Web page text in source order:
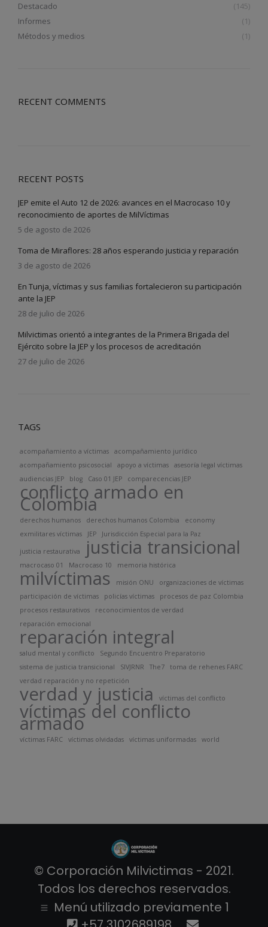
Destacado
(145)
Informes
(1)
Métodos y medios
(1)
RECENT COMMENTS
RECENT POSTS
JEP emite el Auto 12 de 2026: avances en el Macrocaso 10 y
reconocimiento de aportes de MilVíctimas
5 de agosto de 2026
Toma de Miraflores: 28 años esperando justicia y reparación
3 de agosto de 2026
En Tunja, víctimas y sus familias fortalecieron su participación
ante la JEP
28 de julio de 2026
Milvictimas orientó a integrantes de la Primera Brigada del
Ejército sobre la JEP y los procesos de acreditación
27 de julio de 2026
TAGS
acompañamiento a víctimas
acompañamiento jurídico
acompañamiento psicosocial
apoyo a víctimas
asesoría legal víctimas
audiencias JEP
blog Caso 01 JEP comparecencias JEP
conflicto armado en
Colombia
derechos humanos derechos humanos Colombia
economy
exmilitares víctimas
JEP Jurisdicción Especial para la Paz
justicia restaurativa justicia transicional
macrocaso 01 Macrocaso 10 memoria histórica
milvíctimas misión ONU
organizaciones de víctimas
participación de víctimas
policías víctimas
procesos de paz Colombia
procesos restaurativos
reconocimientos de verdad
reparación emocional
reparación integral
salud mental y conflicto
Segundo Encuentro Preparatorio
sistema de justicia transicional
SIVJRNR The7
toma de rehenes FARC
verdad reparación y no repetición
verdad y justicia víctimas del conflicto
víctimas del conflicto
armado
víctimas FARC víctimas olvidadas víctimas uniformadas world
© Corporación Milvictimas - 2021.
Todos los derechos reservados.
Menú utilizado previamente 1